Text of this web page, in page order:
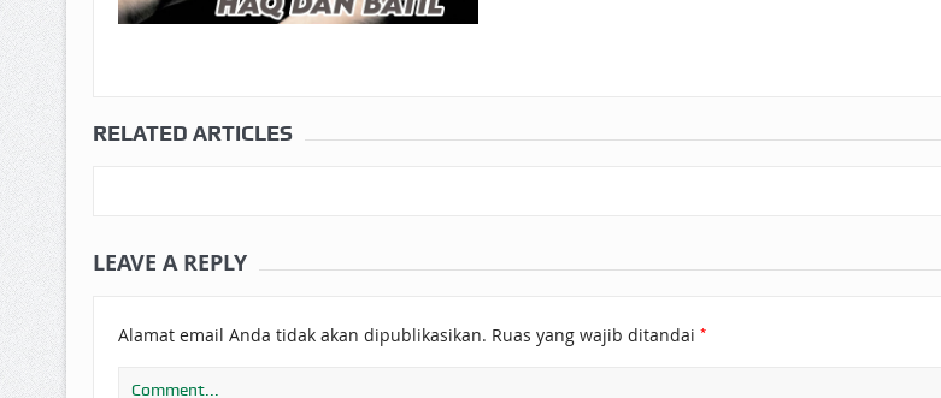
RELATED ARTICLES
LEAVE A REPLY
Alamat email Anda tidak akan dipublikasikan. Ruas yang wajib ditandai *